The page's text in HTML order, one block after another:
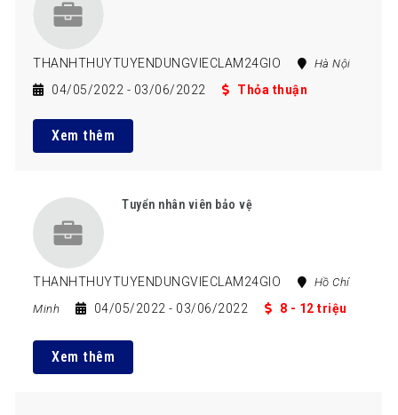
THANHTHUYTUYENDUNGVIECLAM24GIO Hà Nội
04/05/2022 - 03/06/2022 Thỏa thuận
Xem thêm
Tuyển nhân viên bảo vệ
THANHTHUYTUYENDUNGVIECLAM24GIO
Hồ Chí
Minh
04/05/2022- 03/06/2022 8 - 12 triệu
Xem thêm